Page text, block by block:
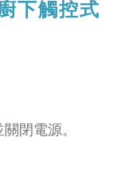
下觸控式
閉電源。